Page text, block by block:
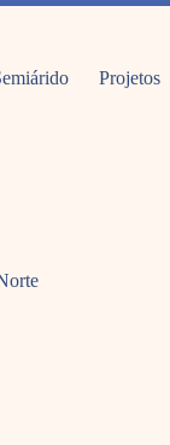
Projetos